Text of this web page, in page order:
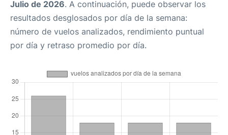
Julio de 2026. A continuación, puede observar los
resultados desglosados por día de la semana:
número de vuelos analizados, rendimiento puntual
por día y retraso promedio por día.